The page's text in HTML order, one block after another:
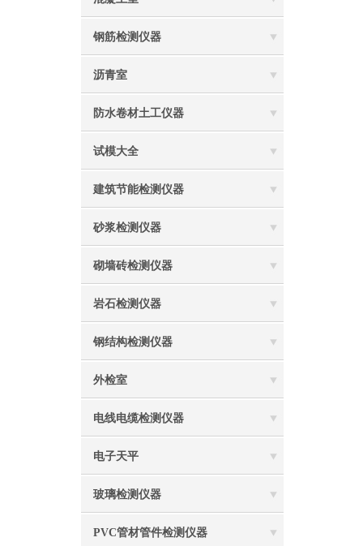
钢筋检测仪器
沥青室
防水卷材土工仪器
试模大全
建筑节能检测仪器
砂浆检测仪器
砌墙砖检测仪器
岩石检测仪器
钢结构检测仪器
外检室
电线电缆检测仪器
电子天平
玻璃检测仪器
PVC管材管件检测仪器